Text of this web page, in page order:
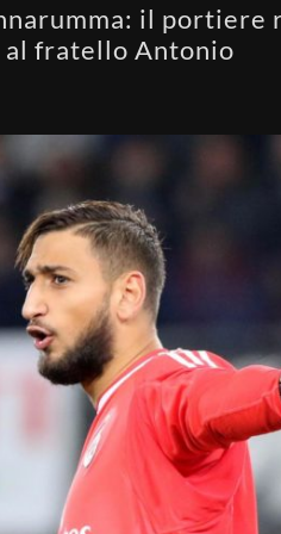
il portiere
al fratello Antonio